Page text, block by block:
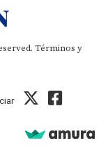
Términos y